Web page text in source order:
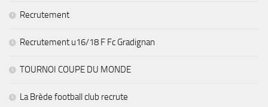
Recrutement
Recrutement u16/18 F Fc Gradignan
TOURNOI COUPE DU MONDE
La Brède football club recrute